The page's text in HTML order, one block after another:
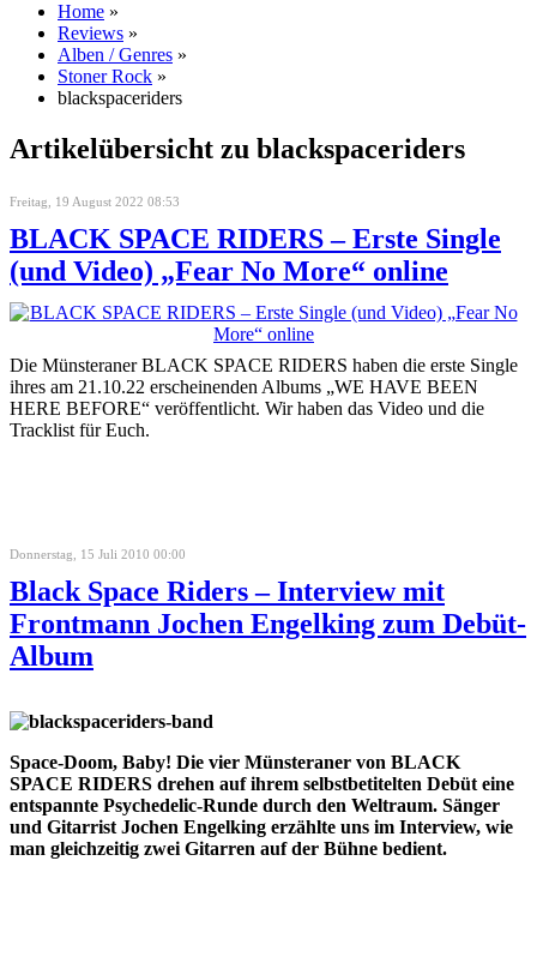
Home »
Reviews »
Alben / Genres »
Stoner Rock »
blackspaceriders
Artikelübersicht zu blackspaceriders
Freitag, 19 August 2022 08:53
BLACK SPACE RIDERS – Erste Single
(und Video) „Fear No More“ online
Die Münsteraner BLACK SPACE RIDERS haben die erste Single
ihres am 21.10.22 erscheinenden Albums „WE HAVE BEEN
HERE BEFORE“ veröffentlicht. Wir haben das Video und die
Tracklist für Euch.
Donnerstag, 15 Juli 2010 00:00
Black Space Riders – Interview mit
Frontmann Jochen Engelking zum Debüt-
Album
Space-Doom, Baby! Die vier Münsteraner von BLACK
SPACE RIDERS drehen auf ihrem selbstbetitelten Debüt eine
entspannte Psychedelic-Runde durch den Weltraum. Sänger
und Gitarrist Jochen Engelking erzählte uns im Interview, wie
man gleichzeitig zwei Gitarren auf der Bühne bedient.